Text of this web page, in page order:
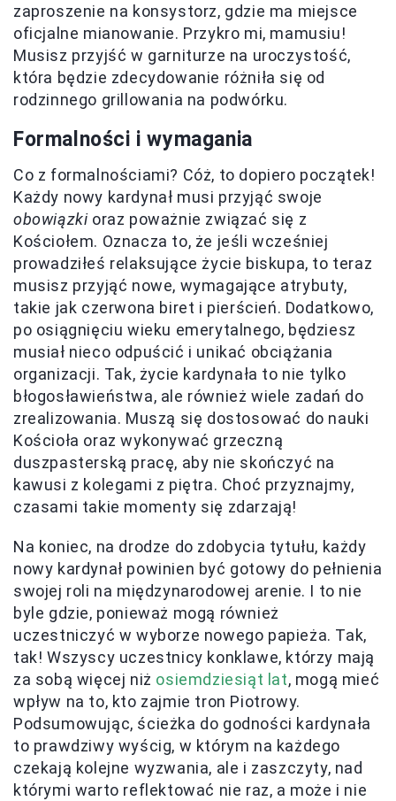
zaproszenie na konsystorz, gdzie ma miejsce
oficjalne mianowanie. Przykro mi, mamusiu!
Musisz przyjść w garniturze na uroczystość,
która będzie zdecydowanie różniła się od
rodzinnego grillowania na podwórku.
Formalności i wymagania
Co z formalnościami? Cóż, to dopiero początek!
Każdy nowy kardynał musi przyjąć swoje
obowiązkioraz poważnie związać się z
Kościołem. Oznacza to, że jeśli wcześniej
prowadziłeś relaksujące życie biskupa, to teraz
musisz przyjąć nowe, wymagające atrybuty,
takie jak czerwona biret i pierścień. Dodatkowo,
po osiągnięciu wieku emerytalnego, będziesz
musiał nieco odpuścić i unikać obciążania
organizacji. Tak, życie kardynała to nie tylko
błogosławieństwa, ale również wiele zadań do
zrealizowania. Muszą się dostosować do nauki
Kościoła oraz wykonywać grzeczną
duszpasterską pracę, aby nie skończyć na
kawusi z kolegami z piętra. Choć przyznajmy,
czasami takie momenty się zdarzają!
Na koniec, na drodze do zdobycia tytułu, każdy
nowy kardynał powinien być gotowy do pełnienia
swojej roli na międzynarodowej arenie. I to nie
byle gdzie, ponieważ mogą również
uczestniczyć w wyborze nowego papieża. Tak,
tak! Wszyscy uczestnicy konklawe, którzy mają
za sobą więcej niż osiemdziesiąt lat, mogą mieć
wpływ na to, kto zajmie tron Piotrowy.
Podsumowując, ścieżka do godności kardynała
to prawdziwy wyścig, w którym na każdego
czekają kolejne wyzwania, ale i zaszczyty, nad
którymi warto reflektować nie raz, a może i nie